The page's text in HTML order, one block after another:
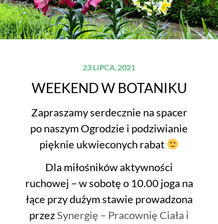
23 LIPCA, 2021
WEEKEND W BOTANIKU
Zapraszamy serdecznie na spacer
po naszym Ogrodzie i podziwianie
pięknie ukwieconych rabat
Dla miłośników aktywności
ruchowej – w sobotę o 10.00 joga na
łące przy dużym stawie prowadzona
przezSynergię – Pracownię Ciała i